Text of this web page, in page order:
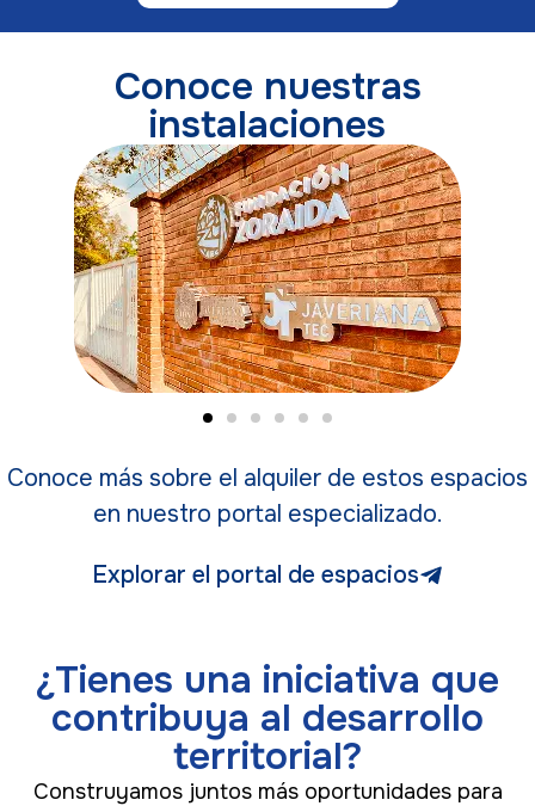
Conoce nuestras
instalaciones
Conoce más sobre el alquiler de estos espacios
en nuestro portal especializado.
Explorar el portal de espacios
¿Tienes una iniciativa que
contribuya al desarrollo
territorial?
Construyamos juntos más oportunidades para